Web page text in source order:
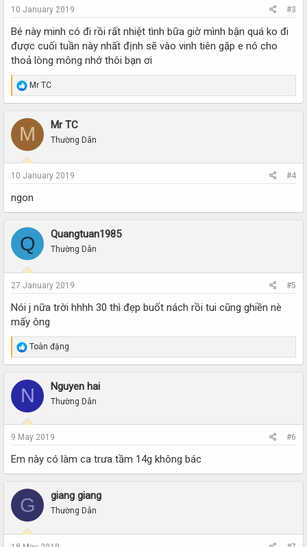
s
10 January 2019 #3
Bé này minh có đi rồi rất nhiệt tình bữa giờ mình bận quá ko đi
được cuối tuần này nhất định sẽ vào vinh tiên gặp e nó cho
thoả lòng mông nhớ thôi bạn ơi
R
e
a
c
t
i
o
n
s
Mr TC
M Mr TC
Thường Dân
10 January 2019 #4
ngon
Q Quangtuan1985
Thường Dân
27 January 2019 #5
Nói j nữa trời hhhh 30 thì đẹp buốt nách rồi tui cũng ghiền nè
mấy ông
R
e
a
c
i
o
n
s
:
Toàn đặng
N Nguyen hai
Thường Dân
9 May 2019 #6
Em này có làm ca trưa tầm 14g không bác
G giang giang
Thường Dân